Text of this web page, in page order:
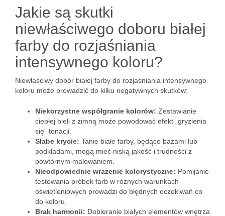
Jakie są skutki
niewłaściwego doboru białej
farby do rozjaśniania
intensywnego koloru?
Niewłaściwy dobór białej farby do rozjaśniania intensywnego
koloru może prowadzić do kilku negatywnych skutków:
Niekorzystne współgranie kolorów: Zestawianie
ciepłej bieli z zimną może powodować efekt „gryzienia
się” tonacji.
Słabe krycie: Tanie białe farby, będące bazami lub
podkładami, mogą mieć niską jakość i trudności z
powtórnym malowaniem.
Nieodpowiednie wrażenie kolorystyczne: Pomijanie
testowania próbek farb w różnych warunkach
oświetleniowych prowadzi do błędnych oczekiwań co
do koloru.
Brak harmonii: Dobieranie białych elementów wnętrza